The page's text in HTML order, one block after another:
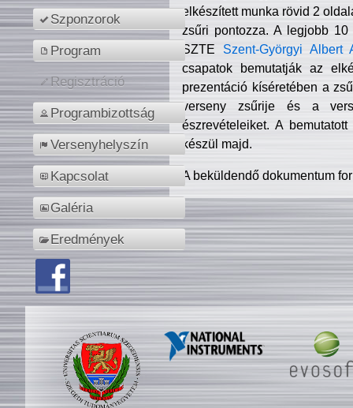
Szponzorok
Program
Regisztráció
Programbizottság
Versenyhelyszín
Kapcsolat
Galéria
Eredmények
elkészített munka rövid 2
zsűri pontozza. A legjobb
SZTE Szent-Györgyi Albert
csapatok bemutatják az
prezentáció kíséretében a
verseny zsűrije és a
észrevételeiket. A
készül majd.
A beküldendő dokumentum